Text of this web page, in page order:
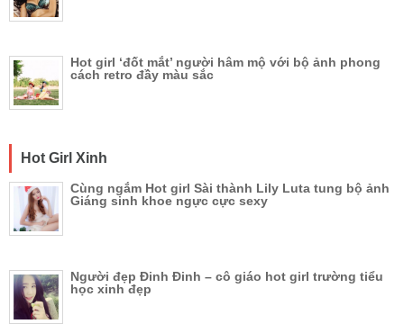
Hot girl ‘đốt mắt’ người hâm mộ với bộ ảnh phong
cách retro đầy màu sắc
Hot Girl Xinh
Cùng ngắm Hot girl Sài thành Lily Luta tung bộ ảnh
Giáng sinh khoe ngực cực sexy
Người đẹp Đinh Đinh – cô giáo hot girl trường tiểu
học xinh đẹp